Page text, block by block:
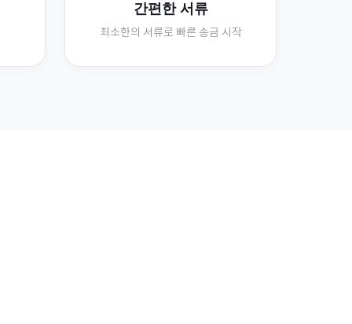
간편한 서류
최소한의 서류로 빠른 송금 시작